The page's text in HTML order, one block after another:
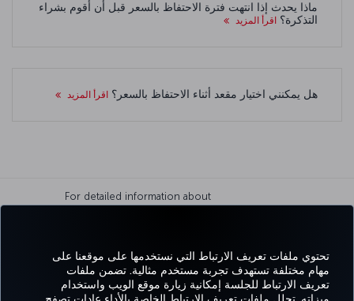
تحتوي ملفات تعريف الارتباط التي نستخدمها على موقعنا على
مهام مختلفة تستهدف تجربة مستخدم مثالية. تضمن ملفات
تعريف الارتباط للجلسة إمكانية زيارة موقع الويب واستخدام
ماذا يحدث إذا انتهت فترة الاحتفاظ بالسعر قبل أن أقوم بشراء
التذكرة؟ اقرأ المزيد
هل يمكنني اختيار مقعد أثناء الاحتفاظ بالسعر؟ اقرأ المزيد
For detailed information about